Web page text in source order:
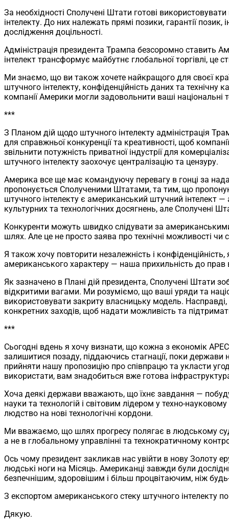
За необхідності Сполучені Штати готові
інтелекту. До них належать прямі позики, гарантії позик,
дослідження доцільності.
Адміністрація президента Трампа безсоромно ставить
інтелект трансформує майбутнє глобальної торгівлі, це
Ми знаємо, що ви також хочете найкращого для своєї
штучного інтелекту, конфіденційність даних та
компанії Америки могли задовольнити ваші національні
***
З Планом дій щодо штучного інтелекту адміністрація
для справжньої конкуренції та креативності, щоб
звільнити потужність приватної індустрії для
штучного інтелекту заохочує централізацію та цензуру.
Америка все ще має командуючу перевагу в гонці за
пропонується Сполученими Штатами, та тим, що
штучного інтелекту є американський штучний інтелект
культурних та технологічних досягнень, але Сполучені
Конкуренти можуть швидко слідувати за
шлях. Але це не просто заява про технічні можливості чи
Я також хочу повторити незалежність і
американського характеру — наша прихильність до прав
Як зазначено в Плані дій президента, Сполучені Штати
відкритими вагами. Ми розуміємо, що ваші уряди та
використовувати закриту власницьку модель.
конкретних заходів, щоб надати можливість та
***
Сьогодні вдень я хочу визнати, що кожна з економік
залишитися позаду, піддаючись стагнації, поки
прийняти нашу пропозицію про співпрацю та укласти
використати, вам знадобиться вже готова
Хоча деякі держави вважають, що їхнє завдання —
науки та технологій і світовим лідером у техно-
людство на нові технологічні кордони.
Ми вважаємо, що шлях прогресу полягає в людському
а не в глобальному управлінні та технократичному
Ось чому президент закликав нас увійти в нову Золоту
людські ноги на Місяць. Американці завжди були
безпечнішим, здоровішим і більш процвітаючим, ніж
З експортом американського стеку штучного інтелекту
Дякую.